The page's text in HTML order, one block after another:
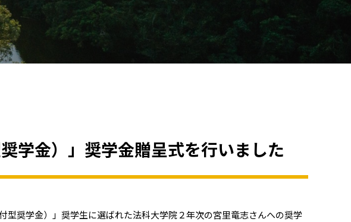
学金）」奨学金贈呈式を行いました
奨学金）」奨学生に選ばれた法科大学院２年次の宮里竜志さんへの奨学